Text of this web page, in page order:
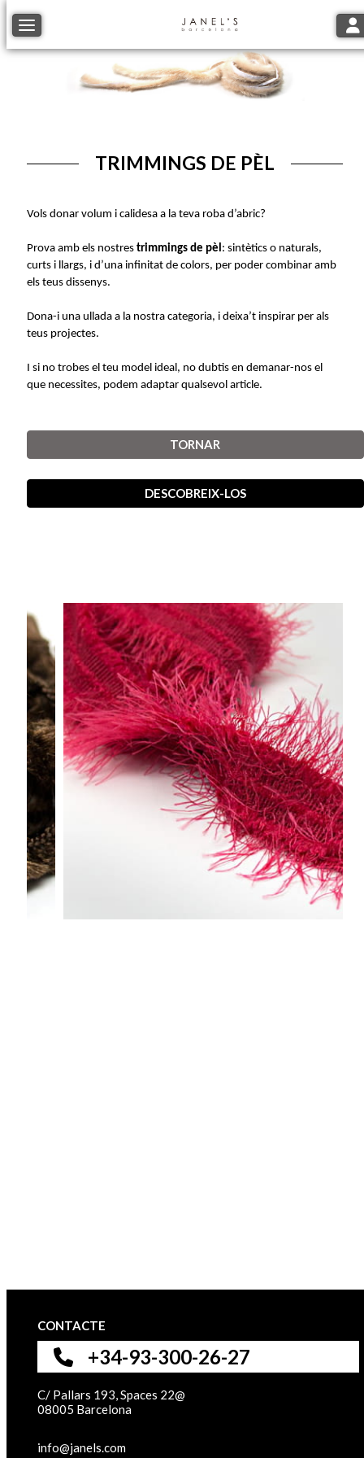
Toggle navigation
TRIMMINGS DE PÈL
Vols donar volum i calidesa a la teva roba d’abric?
Prova amb els nostres trimmings de pèl : sintètics o naturals,
curts i llargs, i d’una infinitat de colors, per poder combinar amb
els teus dissenys.
Dona-i una ullada a la nostra categoria, i deixa’t inspirar per als
teus projectes.
I si no trobes el teu model ideal, no dubtis en demanar-nos el
que necessites, podem adaptar qualsevol article.
TORNAR
DESCOBREIX-LOS
CONTACTE
+34-93-300-26-27
C/ Pallars 193, Spaces 22@
08005 Barcelona
info@janels.com